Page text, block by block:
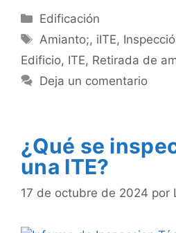
Categorías
Edificación
Etiquetas
Amianto;, iITE,
Edificio, ITE, Retirada de
Deja un comentario
¿Qué se
una ITE?
17 de octubre de 2024 por